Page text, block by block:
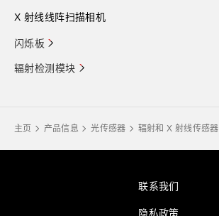
X 射线线阵扫描相机
闪烁板
辐射检测模块
主页 产品信息 光传感器 辐射和 X 射线传感器
联系我们
隐私政策